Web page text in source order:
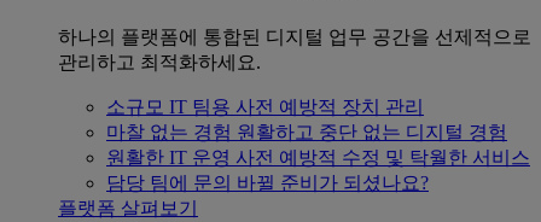
하나의 플랫폼에 통합된 디지털 업무 공간을 선제적으로
관리하고 최적화하세요.
소규모 IT 팀용 사전 예방적 장치 관리
마찰 없는 경험 원활하고 중단 없는 디지털 경험
원활한 IT 운영 사전 예방적 수정 및 탁월한 서비스
담당 팀에 문의 바뀔 준비가 되셨나요?
플랫폼 살펴보기